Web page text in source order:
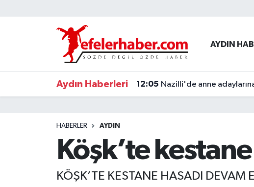
AYDIN
Aydın Haberleri 12:05 Nazilli'de anne
HABERLER AYDIN
Köşk’te
KÖŞK’TE KESTANE HASADI DEVAM
Nöbetçi Eczaneler
Hava Durumu
Aydin Namaz Vakitleri
Tüm Manşetler